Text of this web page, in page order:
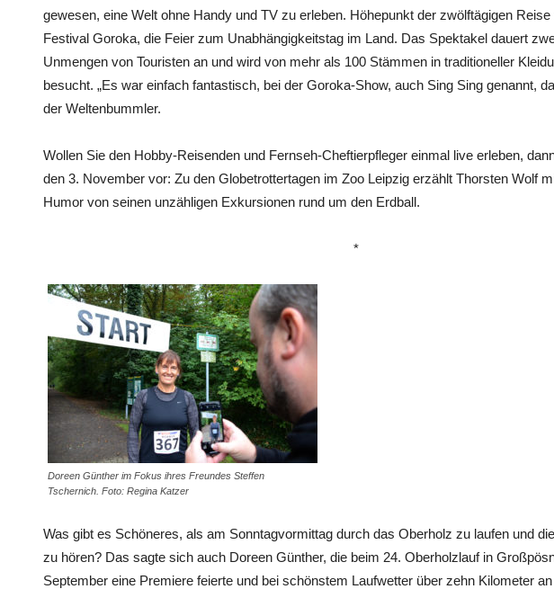
gewesen, eine Welt ohne Handy und TV zu erleben. Höhepunkt der zwölftägigen
Festival Goroka, die Feier zum Unabhängigkeitstag im Land. Das Spektakel dauert
Unmengen von Touristen an und wird von mehr als 100 Stämmen in traditioneller
besucht. „Es war einfach fantastisch, bei der Goroka-Show, auch Sing Sing genannt,
der Weltenbummler.
Wollen Sie den Hobby-Reisenden und Fernseh-Cheftierpfleger einmal live erleben,
den 3. November vor: Zu den Globetrottertagen im Zoo Leipzig erzählt Thorsten Wolf
Humor von seinen unzähligen Exkursionen rund um den Erdball.
*
Doreen Günther im Fokus ihres Freundes Steffen
Tschernich. Foto: Regina Katzer
Was gibt es Schöneres, als am Sonntagvormittag durch das Oberholz zu laufen und
zu hören? Das sagte sich auch Doreen Günther, die beim 24. Oberholzlauf in
September eine Premiere feierte und bei schönstem Laufwetter über zehn Kilometer